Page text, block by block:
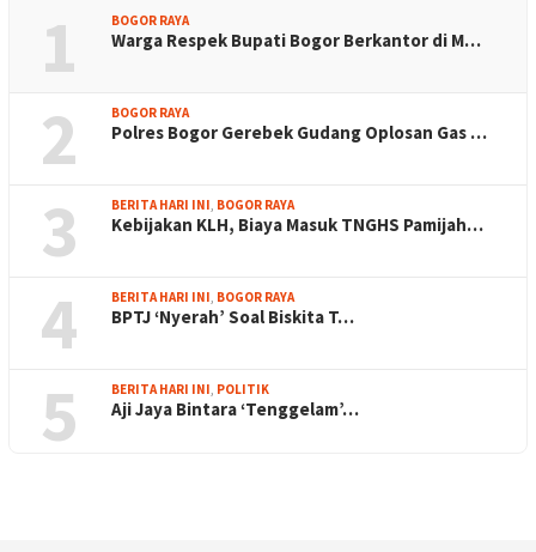
1 BOGOR RAYA
Warga Respek Bupati Bogor Berkantor di M…
2 BOGOR RAYA
Polres Bogor Gerebek Gudang Oplosan Gas …
3 BERITA HARI INI, BOGOR RAYA
Kebijakan KLH, Biaya Masuk TNGHS Pamijah…
4 BERITA HARI INI, BOGOR RAYA
BPTJ ‘Nyerah’ Soal Biskita T…
5 BERITA HARI INI, POLITIK
Aji Jaya Bintara ‘Tenggelam’…